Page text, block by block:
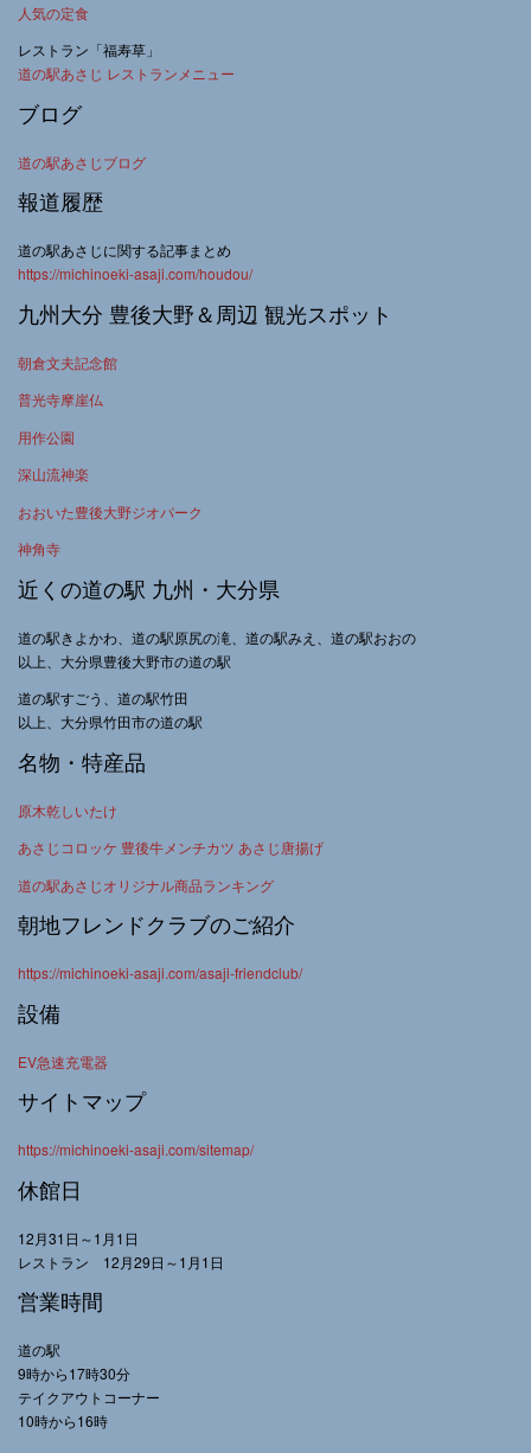
人気の定食
レストラン「福寿草」
道の駅あさじ レストランメニュー
ブログ
道の駅あさじブログ
報道履歴
道の駅あさじに関する記事まとめ
https://michinoeki-asaji.com/houdou/
九州大分 豊後大野＆周辺 観光スポット
朝倉文夫記念館
普光寺摩崖仏
用作公園
深山流神楽
おおいた豊後大野ジオパーク
神角寺
近くの道の駅 九州・大分県
道の駅きよかわ、道の駅原尻の滝、道の駅みえ、道の駅おおの
以上、大分県豊後大野市の道の駅
道の駅すごう、道の駅竹田
以上、大分県竹田市の道の駅
名物・特産品
原木乾しいたけ
あさじコロッケ 豊後牛メンチカツ あさじ唐揚げ
道の駅あさじオリジナル商品ランキング
朝地フレンドクラブのご紹介
https://michinoeki-asaji.com/asaji-friendclub/
設備
EV急速充電器
サイトマップ
https://michinoeki-asaji.com/sitemap/
休館日
12月31日～1月1日
レストラン 12月29日～1月1日
営業時間
道の駅
9時から17時30分
テイクアウトコーナー
10時から16時